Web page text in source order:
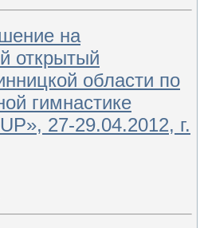
на
открытый
области по
гимнастике
27-29.04.2012, г.